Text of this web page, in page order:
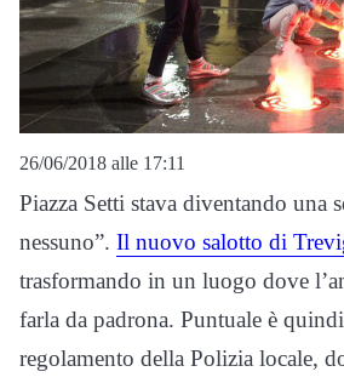
26/06/2018 alle 17:11
Piazza Setti stava diventando una
nessuno”. Il nuovo salotto di
trasformando in un luogo dove
farla da padrona. Puntuale è
regolamento della Polizia locale,